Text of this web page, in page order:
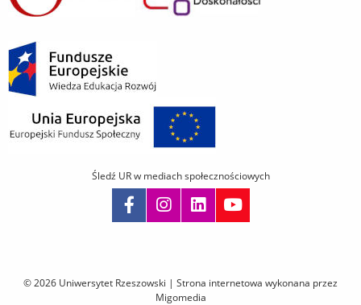
© 2026 Uniwersytet Rzeszowski | Strona internetowa wykonana przez
Migomedia
Śledź UR w mediach społecznościowych
i
przejdź